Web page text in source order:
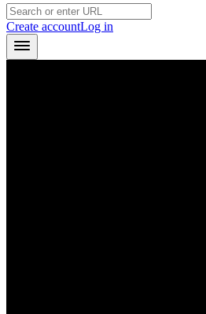
Create accountLog in